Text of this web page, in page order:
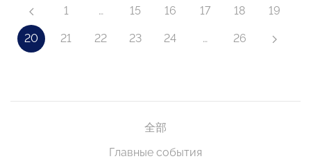
1 … 15 16 17 18 19
20 21 22 23 24 … 26
全部
Главные события